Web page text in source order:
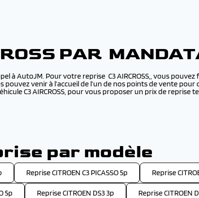
PAR
à AutoJM. Pour votre reprise C3 AIRCROSS,, vous
venir à l’accueil de l’un de nos points de vente
C3 AIRCROSS, pour vous proposer un prix de reprise
par modèle
Reprise CITROEN C3 PICASSO 5p Reprise
5p Reprise CITROEN DS3 3p Reprise CITROEN